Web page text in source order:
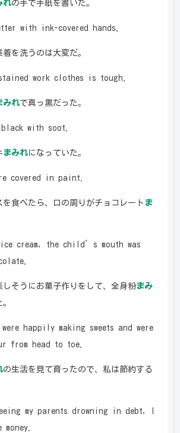
れの手で手紙を書いた。
with ink-covered hands.
着を洗うのは大変だ。
work clothes is tough.
みれで真っ黒だった。
with soot.
まみれになっていた。
covered in paint.
を食べたら、口の周りがチョコレート ま
cream, the child’s mouth was
しそうにお菓子作りをして、全身粉まみ
happily making sweets and were
from head to toe.
の生活を見て育ったので、私は節約する
my parents drowning in debt, I